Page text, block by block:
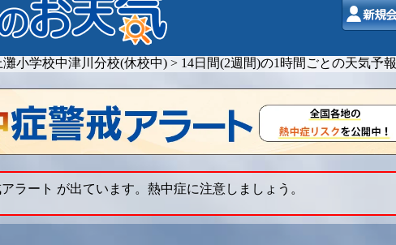
灘小学校中津川分校(休校中) > 14日間(2週間)の1時間ごとの天気予報
ラート が出ています。熱中症に注意しましょう。